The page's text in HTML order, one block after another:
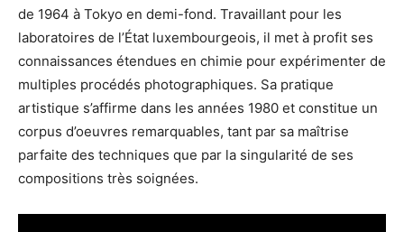
de 1964 à Tokyo en demi-fond. Travaillant pour les
laboratoires de l’État luxembourgeois, il met à profit ses
connaissances étendues en chimie pour expérimenter de
multiples procédés photographiques. Sa pratique
artistique s’affirme dans les années 1980 et constitue un
corpus d’oeuvres remarquables, tant par sa maîtrise
parfaite des techniques que par la singularité de ses
compositions très soignées.